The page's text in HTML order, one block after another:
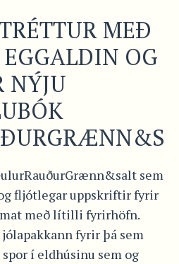
MEÐ
OG
NÝJU
sem
fljótlegar uppskriftir fyrir
mat með lítilli fyrirhöfn.
fyrir þá sem
í eldhúsinu sem og